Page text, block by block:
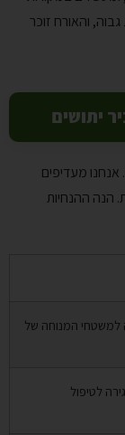
והאורח זוכר
יתושים
מעדיפים
הנה ההנחיות
המנוחה של
לטיפול